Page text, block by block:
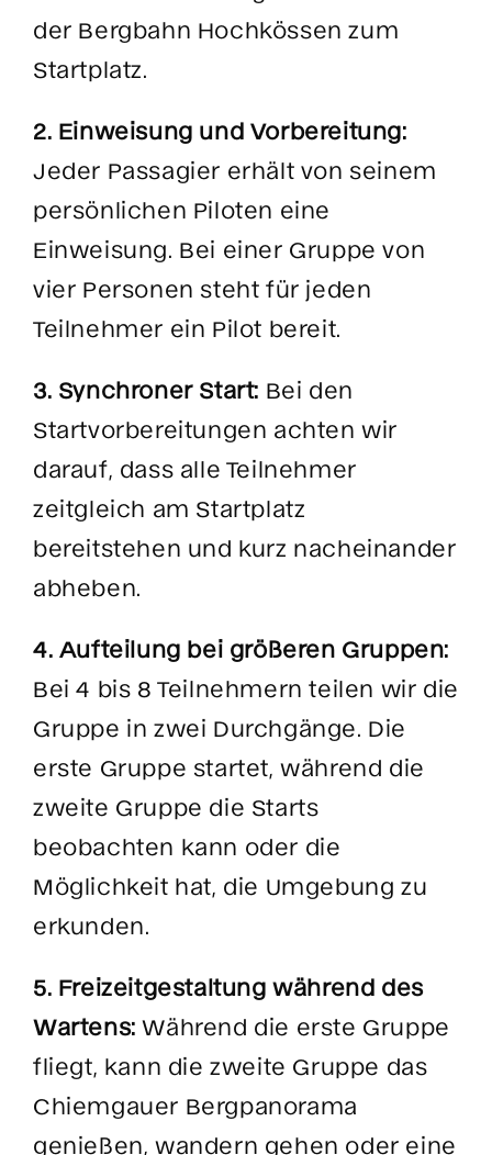
der Bergbahn Hochkössen zum
Startplatz.
2. Einweisung und Vorbereitung:
Jeder Passagier erhält von seinem
persönlichen Piloten eine
Einweisung. Bei einer Gruppe von
vier Personen steht für jeden
Teilnehmer ein Pilot bereit.
3. Synchroner Start: Bei den
Startvorbereitungen achten wir
darauf, dass alle Teilnehmer
zeitgleich am Startplatz
bereitstehen und kurz nacheinander
abheben.
4. Aufteilung bei größeren Gruppen:
Bei 4 bis 8 Teilnehmern teilen wir die
Gruppe in zwei Durchgänge. Die
erste Gruppe startet, während die
zweite Gruppe die Starts
beobachten kann oder die
Möglichkeit hat, die Umgebung zu
erkunden.
5. Freizeitgestaltung während des
Wartens: Während die erste Gruppe
fliegt, kann die zweite Gruppe das
Chiemgauer Bergpanorama
genießen, wandern gehen oder eine